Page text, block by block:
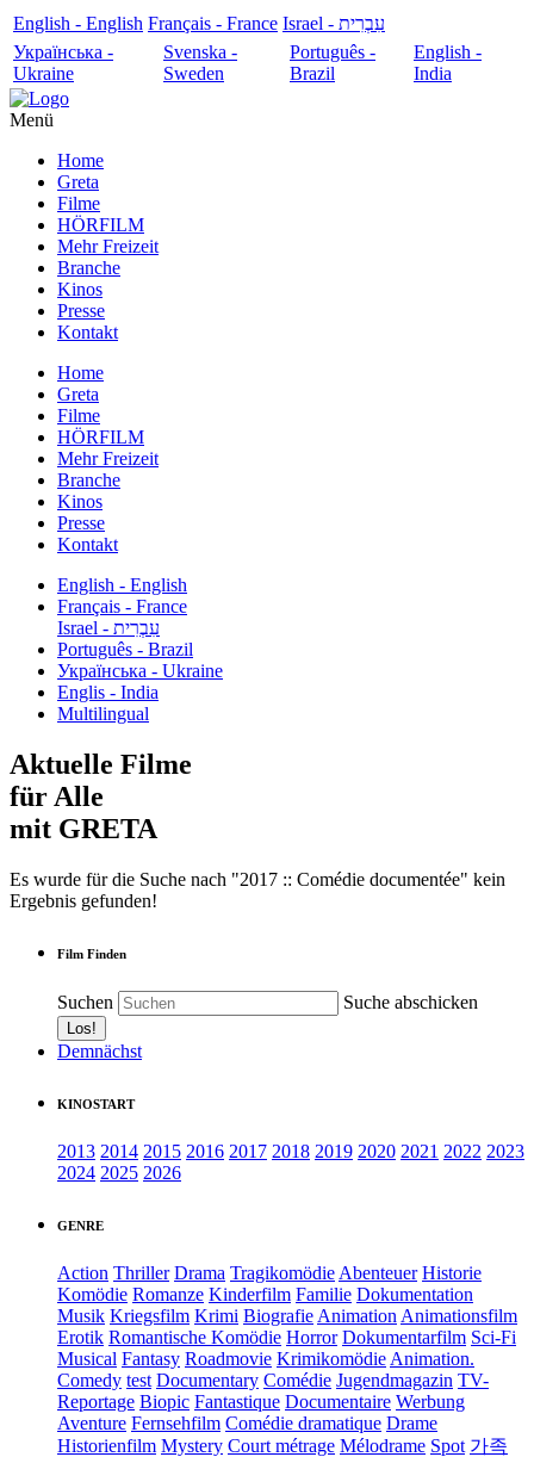
English - English Français - France
עִבְרִית - Israel
Українська -
Ukraine
Svenska -
Sweden
Português -
Brazil
English -
India
Menü
Home
Greta
Filme
HÖRFILM
Mehr Freizeit
Branche
Kinos
Presse
Kontakt
Home
Greta
Filme
HÖRFILM
Mehr Freizeit
Branche
Kinos
Presse
Kontakt
English - English
Français - France
עִבְרִית - Israel
Português - Brazil
Українська - Ukraine
Englis - India
Multilingual
Aktuelle Filme
für Alle
mit GRETA
Es wurde für die Suche nach "2017 :: Comédie documentée" kein
Ergebnis gefunden!
Film Finden
Suchen Suche abschicken
Demnächst
KINOSTART
2013 2014 2015 2016 2017 2018 2019 2020 2021 2022 2023
2024 2025 2026
GENRE
Action Thriller Drama Tragikomödie Abenteuer Historie
Komödie Romanze Kinderfilm Familie Dokumentation
Musik Kriegsfilm Krimi Biografie Animation Animationsfilm
Erotik Romantische Komödie Horror Dokumentarfilm Sci-Fi
Musical Fantasy Roadmovie Krimikomödie Animation.
Comedy test Documentary Comédie Jugendmagazin TV-
Reportage Biopic Fantastique Documentaire Werbung
Aventure Fernsehfilm Comédie dramatique Drame
Historienfilm Mystery Court métrage Mélodrame Spot 가족